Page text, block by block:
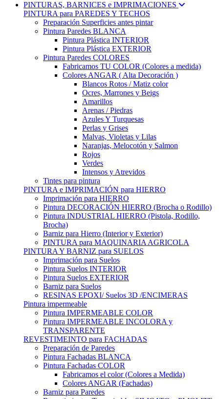
PINTURAS, BARNICES e IMPRIMACIONES
PINTURA para PAREDES Y TECHOS
Preparación Superficies antes pintar
Pintura Paredes BLANCA
Pintura Plástica INTERIOR
Pintura Plástica EXTERIOR
Pintura Paredes COLORES
Fabricamos TU COLOR (Colores a medida)
Colores ANGAR ( Alta Decoración )
Blancos Rotos / Matiz color
Ocres, Marrones y Beigs
Amarillos
Arenas / Piedras
Azules Y Turquesas
Perlas y Grises
Malvas, Violetas y Lilas
Naranjas, Melocotón y Salmon
Rojos
Verdes
Intensos y Atrevidos
Tintes para pintura
PINTURA e IMPRIMACIÓN para HIERRO
Imprimación para HIERRO
Pintura DECORACIÓN HIERRO (Brocha o Rodillo)
Pintura INDUSTRIAL HIERRO (Pistola, Rodillo,
Brocha)
Barniz para Hierro (Interior y Exterior)
PINTURA para MAQUINARIA AGRICOLA
PINTURA Y BARNIZ para SUELOS
Imprimación para Suelos
Pintura Suelos INTERIOR
Pintura Suelos EXTERIOR
Barniz para Suelos
RESINAS EPOXI/ Suelos 3D /ENCIMERAS
Pintura impermeable
Pintura IMPERMEABLE COLOR
Pintura IMPERMEABLE INCOLORA y
TRANSPARENTE
REVESTIMEINTO para FACHADAS
Preparación de Paredes
Pintura Fachadas BLANCA
Pintura Fachadas COLOR
Fabricamos el color (Colores a Medida)
Colores ANGAR (Fachadas)
Barniz para Paredes